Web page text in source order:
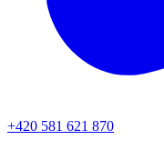
+420 581 621 870